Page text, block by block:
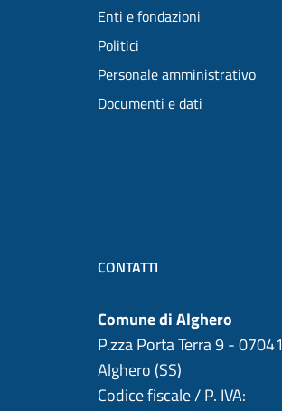
Enti e fondazioni
Politici
Personale amministrativo
Documenti e dati
CONTATTI
Comune di Alghero
P.zza Porta Terra 9 - 07041
Alghero (SS)
Codice fiscale / P. IVA: